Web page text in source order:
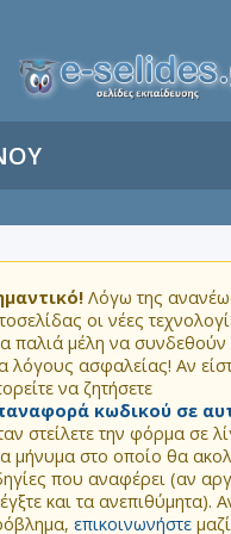
Λόγω της
οι νέες
παλιά μέλη να συνδεθούν
λόγους ασφαλείας! Αν
να ζητήσετε
κωδικού σε
στείλετε την φόρμα σε
μήνυμα στο οποίο θα
που αναφέρει (αν
και τα ανεπιθύμητα).
επικοινωνήστε